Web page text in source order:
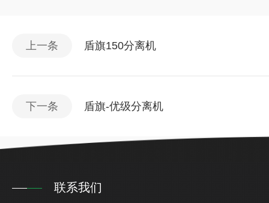
上一条 盾旗150分离机
下一条 盾旗-优级分离机
联系我们